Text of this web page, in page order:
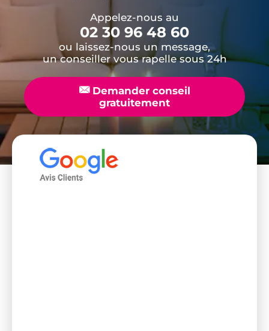
Appelez-nous au
02 30 96 48 60
ou laissez-nous un message,
un conseiller vous rapelle sous 24h
📧Demander conseil
gratuitement